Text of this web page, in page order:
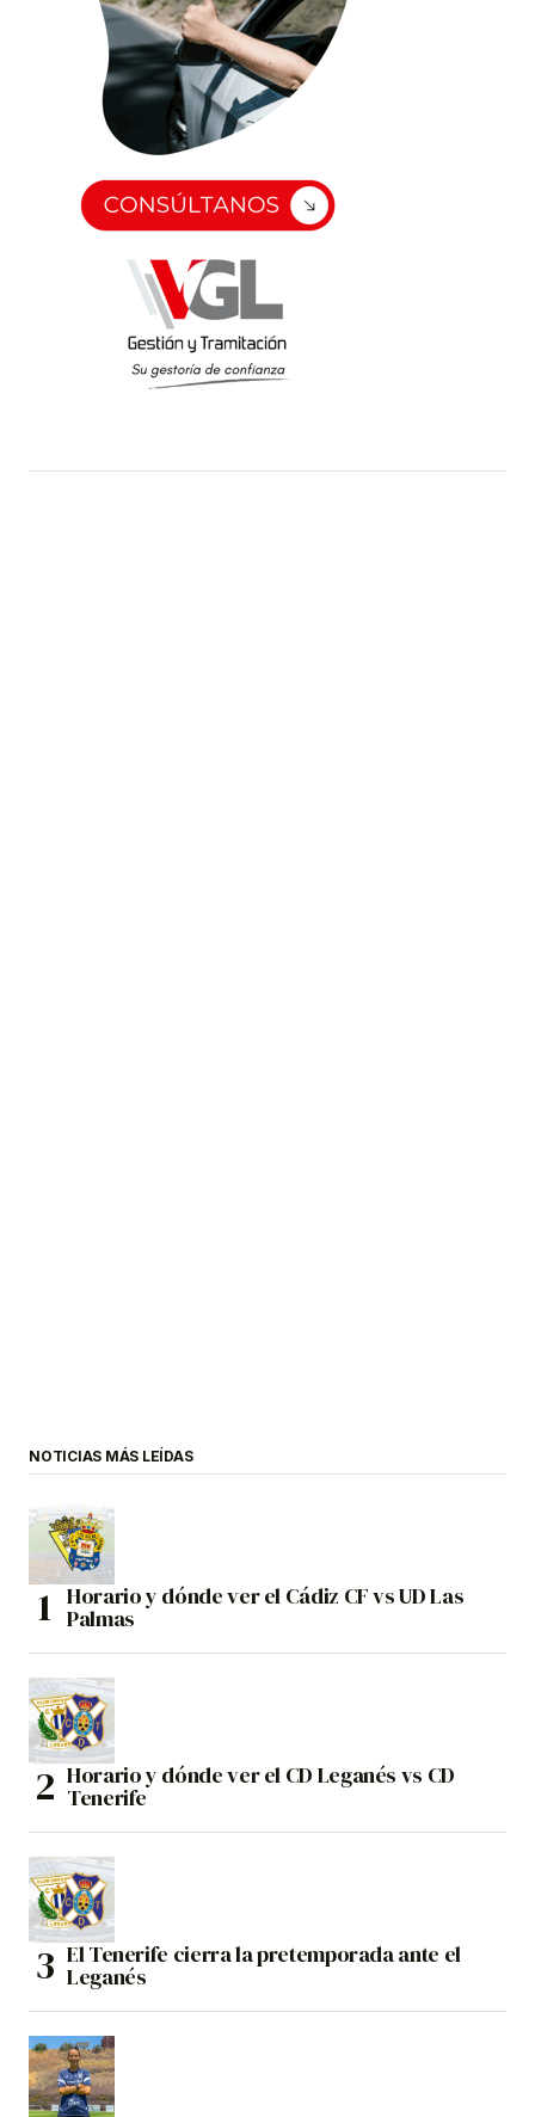
NOTICIAS MÁS LEÍDAS
Horario y dónde ver el Cádiz CF vs UD Las
Palmas
Horario y dónde ver el CD Leganés vs CD
Tenerife
El Tenerife cierra la pretemporada ante el
Leganés